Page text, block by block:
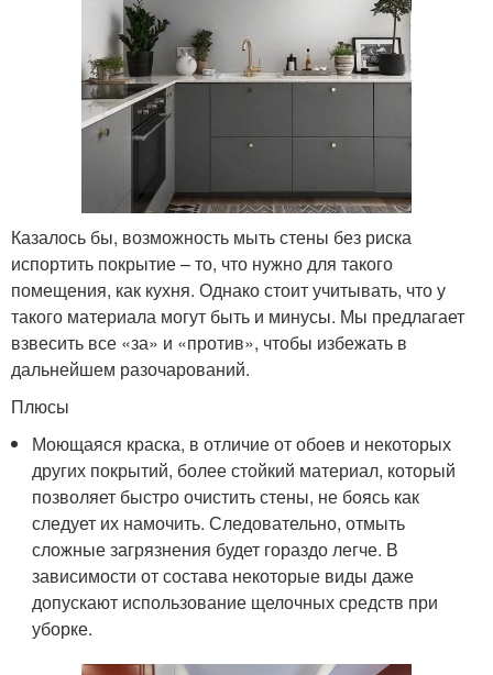
Казалось бы, возможность мыть стены без риска
испортить покрытие – то, что нужно для такого
помещения, как кухня. Однако стоит учитывать, что у
такого материала могут быть и минусы. Мы предлагает
взвесить все «за» и «против», чтобы избежать в
дальнейшем разочарований.
Плюсы
Моющаяся краска, в отличие от обоев и некоторых
других покрытий, более стойкий материал, который
позволяет быстро очистить стены, не боясь как
следует их намочить. Следовательно, отмыть
сложные загрязнения будет гораздо легче. В
зависимости от состава некоторые виды даже
допускают использование щелочных средств при
уборке.